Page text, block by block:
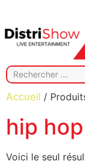
Accueil /
hip
Voici le seul